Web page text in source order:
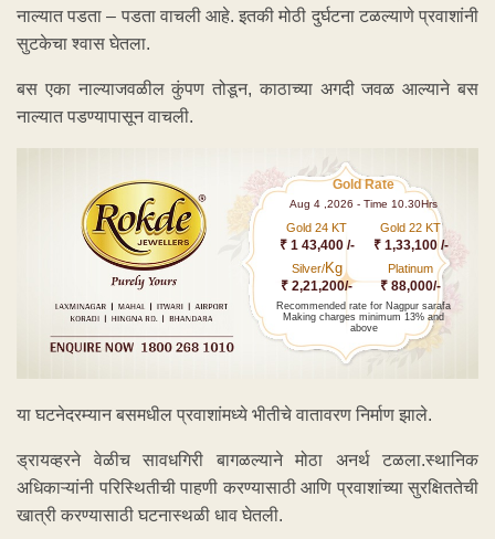
नाल्यात पडता – पडता वाचली आहे. इतकी मोठी दुर्घटना टळल्याणे प्रवाशांनी
सुटकेचा श्वास घेतला.
बस एका नाल्याजवळील कुंपण तोडून, काठाच्या अगदी जवळ आल्याने बस
नाल्यात पडण्यापासून वाचली.
Gold Rate
Aug 4 ,2026 - Time 10.30Hrs
Gold 24 KT
₹ 1 43,400 /-
Gold 22 KT
₹ 1,33,100 /-
Silver/Kg
₹ 2,21,200/-
Platinum
₹ 88,000/-
Recommended rate for Nagpur sarafa
Making charges minimum 13% and
above
या घटनेदरम्यान बसमधील प्रवाशांमध्ये भीतीचे वातावरण निर्माण झाले.
ड्रायव्हरने वेळीच सावधगिरी बागळल्याने मोठा अनर्थ टळला.स्थानिक
अधिकाऱ्यांनी परिस्थितीची पाहणी करण्यासाठी आणि प्रवाशांच्या सुरक्षिततेची
खात्री करण्यासाठी घटनास्थळी धाव घेतली.